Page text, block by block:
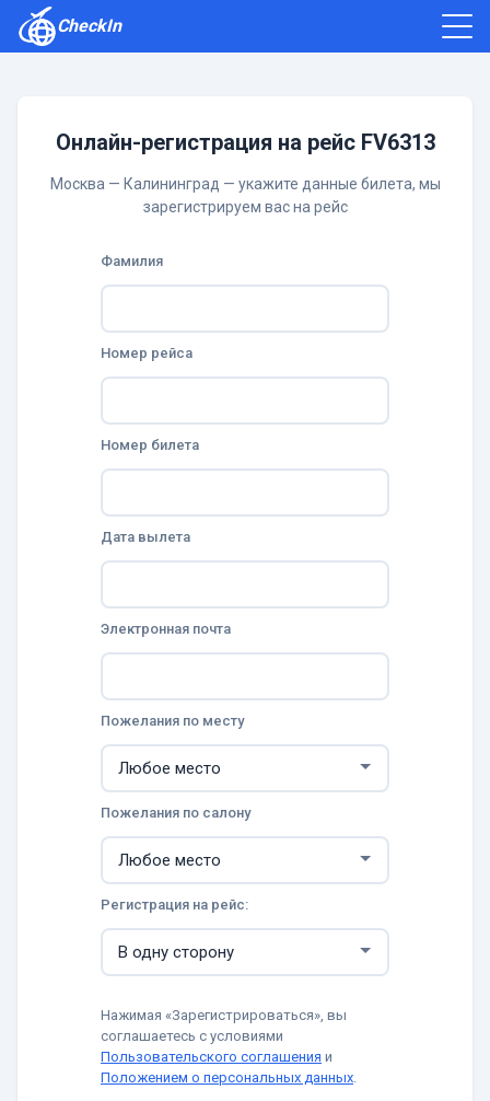
CheckIn
Онлайн-регистрация на рейс FV6313
Москва — Калининград — укажите данные билета, мы
зарегистрируем вас на рейс
Фамилия
Номер рейса
Номер билета
Дата вылета
Электронная почта
Пожелания по месту
Пожелания по салону
Регистрация на рейс:
Нажимая «Зарегистрироваться», вы
соглашаетесь с условиями
Пользовательского соглашения и
Положением о персональных данных.